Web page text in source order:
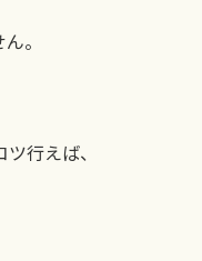
。
行えば、